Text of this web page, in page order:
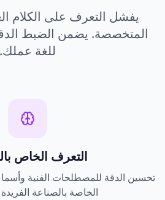
يفشل التعرف على الكلام
المتخصصة. يضمن الضبط
للغة عملك.
التعرف الخاص
تحسين الدقة للمصطلحات الفنية
الخاصة بالصناعة